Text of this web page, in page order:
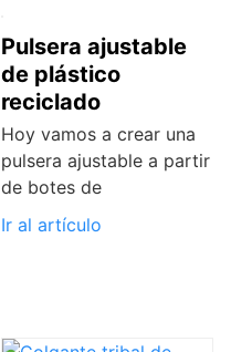
Pulsera ajustable
de plástico
reciclado
Hoy vamos a crear una
pulsera ajustable a partir
de botes de
Ir al artículo